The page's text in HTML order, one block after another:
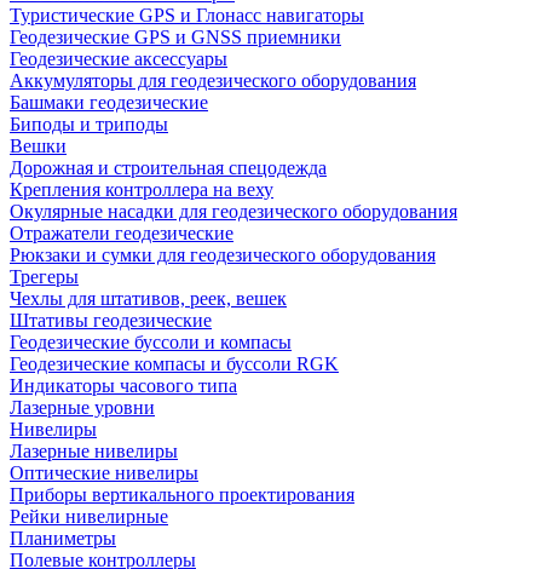
Туристические GPS и Глонасс навигаторы
Геодезические GPS и GNSS приемники
Геодезические аксессуары
Аккумуляторы для геодезического оборудования
Башмаки геодезические
Биподы и триподы
Вешки
Дорожная и строительная спецодежда
Крепления контроллера на веху
Окулярные насадки для геодезического оборудования
Отражатели геодезические
Рюкзаки и сумки для геодезического оборудования
Трегеры
Чехлы для штативов, реек, вешек
Штативы геодезические
Геодезические буссоли и компасы
Геодезические компасы и буссоли RGK
Индикаторы часового типа
Лазерные уровни
Нивелиры
Лазерные нивелиры
Оптические нивелиры
Приборы вертикального проектирования
Рейки нивелирные
Планиметры
Полевые контроллеры